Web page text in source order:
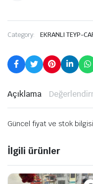
Category: EKRANLI TEYP-
Açıklama
Güncel fiyat ve stok
İlgili ürünler